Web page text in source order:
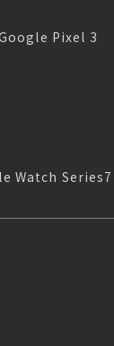
Pixel 3
Watch Series7